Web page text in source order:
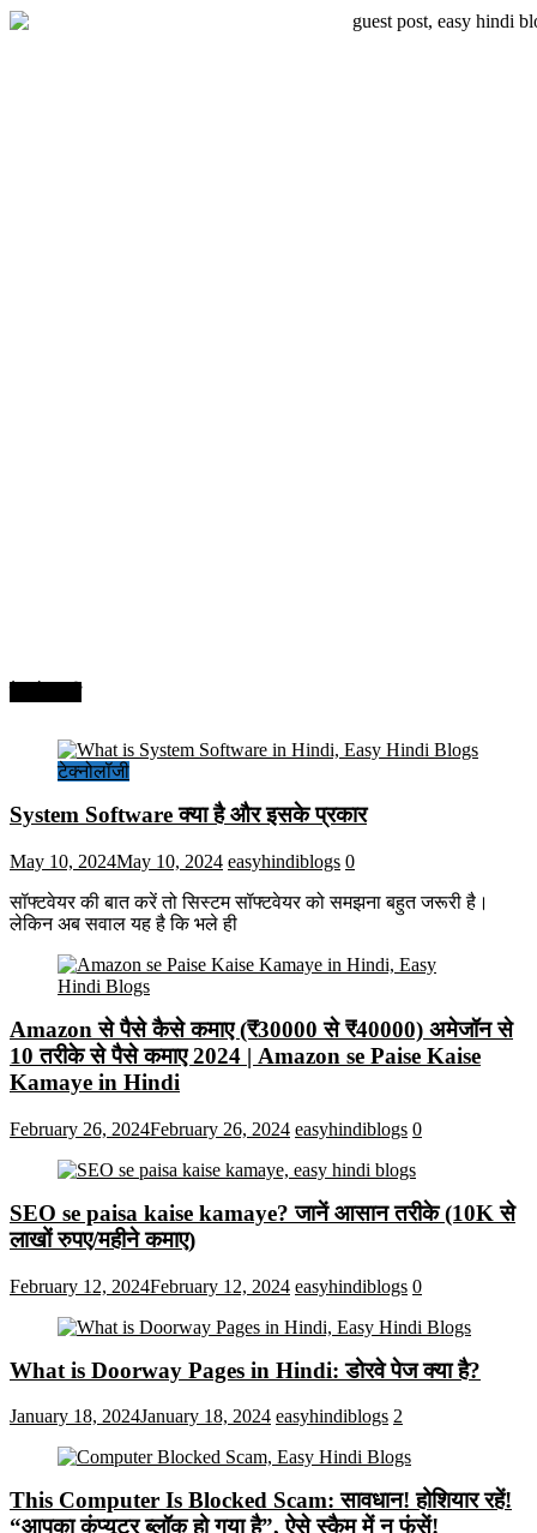
टेक्नोलॉजी
System Software क्या है और इसके प्रकार
May 10, 2024May 10, 2024 easyhindiblogs 0
सॉफ्टवेयर की बात करें तो सिस्टम सॉफ्टवेयर को समझना बहुत जरूरी है।
लेकिन अब सवाल यह है कि भले ही
Amazon से पैसे कैसे कमाए (₹30000 से ₹40000) अमेजॉन से
10 तरीके से पैसे कमाए 2024 | Amazon se Paise Kaise
Kamaye in Hindi
February 26, 2024February 26, 2024 easyhindiblogs 0
SEO se paisa kaise kamaye? जानें आसान तरीके (10K से
लाखों रुपए/महीने कमाए)
February 12, 2024February 12, 2024 easyhindiblogs 0
What is Doorway Pages in Hindi: डोरवे पेज क्या है?
January 18, 2024January 18, 2024 easyhindiblogs 2
This Computer Is Blocked Scam: सावधान! होशियार रहें!
“आपका कंप्यूटर ब्लॉक हो गया है”, ऐसे स्कैम में न फंसें!